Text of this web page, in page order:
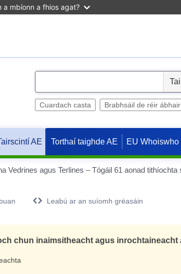
a mbíonn a fhios agat?
e
c
t
Cuardach casta Brabhsáil de réir ábhair
AE Torthaí taighde AE EU Whoiswho
Leabú ar an suíomh gréasáin
chun inaimsitheacht agus inrochtaineacht